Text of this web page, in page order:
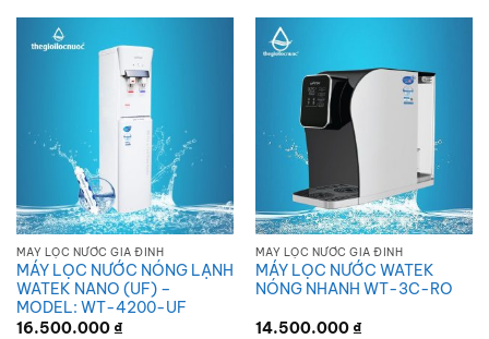
MÁY LỌC NƯỚC GIA ĐÌNH
MÁY LỌC NƯỚC NÓNG LẠNH
WATEK NANO (UF) –
MODEL: WT-4200-UF
16.500.000₫
MÁY LỌC NƯỚC GIA ĐÌNH
MÁY LỌC NƯỚC WATEK
NÓNG NHANH WT-3C-RO
14.500.000₫